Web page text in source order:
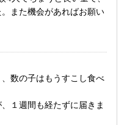
また機会があればお願い
数の子はもうすこし食べ
１週間も経たずに届きま